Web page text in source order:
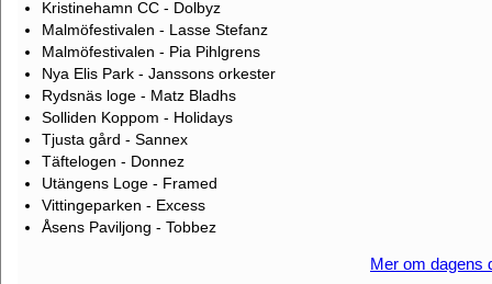
Kristinehamn CC - Dolbyz
Malmöfestivalen - Lasse Stefanz
Malmöfestivalen - Pia Pihlgrens
Nya Elis Park - Janssons orkester
Rydsnäs loge - Matz Bladhs
Solliden Koppom - Holidays
Tjusta gård - Sannex
Täftelogen - Donnez
Utängens Loge - Framed
Vittingeparken - Excess
Åsens Paviljong - Tobbez
Mer om dagens